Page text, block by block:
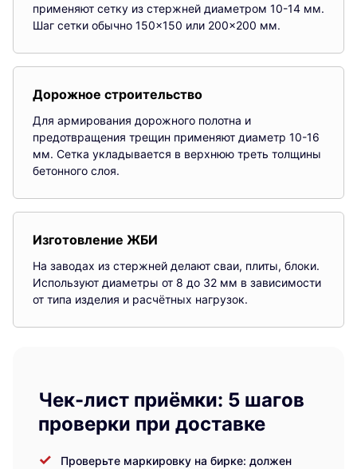
применяют сетку из стержней диаметром 10-14 мм.
Шаг сетки обычно 150×150 или 200×200 мм.
Дорожное строительство
Для армирования дорожного полотна и
предотвращения трещин применяют диаметр 10-16
мм. Сетка укладывается в верхнюю треть толщины
бетонного слоя.
Изготовление ЖБИ
На заводах из стержней делают сваи, плиты, блоки.
Используют диаметры от 8 до 32 мм в зависимости
от типа изделия и расчётных нагрузок.
Чек-лист приёмки: 5 шагов
проверки при доставке
Проверьте маркировку на бирке: должен